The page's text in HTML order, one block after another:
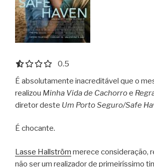
0.5 out of 5.0 stars
0.5
É absolutamente inacreditável que o
realizou Minha Vida de Cachorroe
diretor deste Um Porto Seguro/Safe
É chocante.
Lasse Hallström merece consideração,
não ser um realizador de primeiríssimo